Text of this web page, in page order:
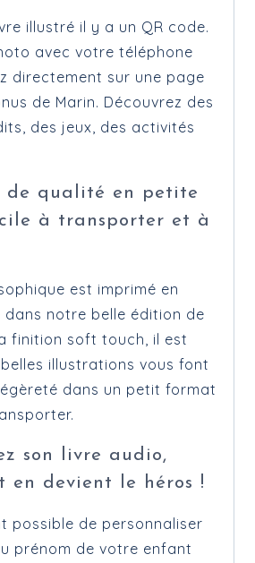
illustré il y a un QR code.
avec votre téléphone
directement sur une page
de Marin. Découvrez des
des jeux, des activités
de qualité en petite
à transporter et à
est imprimé en
notre belle édition de
finition soft touch, il est
illustrations vous font
dans un petit format
son livre audio,
en devient le héros !
possible de personnaliser
prénom de votre enfant